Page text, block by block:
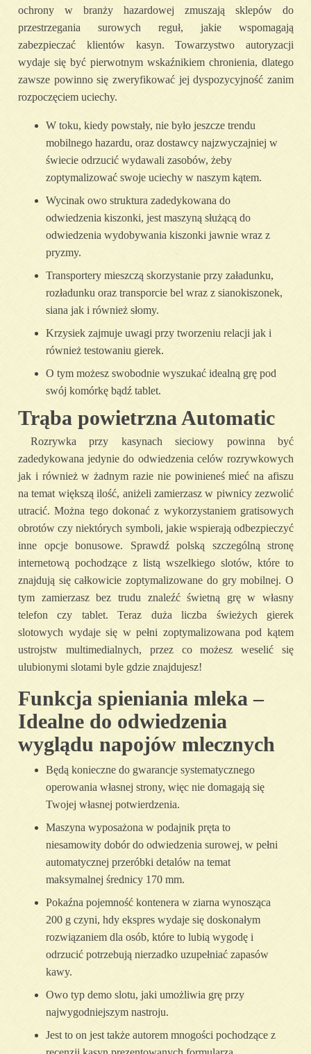
ochrony w branży hazardowej zmuszają sklepów do
przestrzegania surowych reguł, jakie wspomagają
zabezpieczać klientów kasyn. Towarzystwo autoryzacji
wydaje się być pierwotnym wskaźnikiem chronienia, dlatego
zawsze powinno się zweryfikować jej dyspozycyjność zanim
rozpoczęciem uciechy.
W toku, kiedy powstały, nie było jeszcze trendu
mobilnego hazardu, oraz dostawcy najzwyczajniej w
świecie odrzucić wydawali zasobów, żeby
zoptymalizować swoje uciechy w naszym kątem.
Wycinak owo struktura zadedykowana do
odwiedzenia kiszonki, jest maszyną służącą do
odwiedzenia wydobywania kiszonki jawnie wraz z
pryzmy.
Transportery mieszczą skorzystanie przy załadunku,
rozładunku oraz transporcie bel wraz z sianokiszonek,
siana jak i również słomy.
Krzysiek zajmuje uwagi przy tworzeniu relacji jak i
również testowaniu gierek.
O tym możesz swobodnie wyszukać idealną grę pod
swój komórkę bądź tablet.
Trąba powietrzna Automatic
Rozrywka przy kasynach sieciowy powinna być
zadedykowana jedynie do odwiedzenia celów rozrywkowych
jak i również w żadnym razie nie powinieneś mieć na afiszu
na temat większą ilość, aniżeli zamierzasz w piwnicy zezwolić
utracić. Można tego dokonać z wykorzystaniem gratisowych
obrotów czy niektórych symboli, jakie wspierają odbezpieczyć
inne opcje bonusowe. Sprawdź polską szczególną stronę
internetową pochodzące z listą wszelkiego slotów, które to
znajdują się całkowicie zoptymalizowane do gry mobilnej. O
tym zamierzasz bez trudu znaleźć świetną grę w własny
telefon czy tablet. Teraz duża liczba świeżych gierek
slotowych wydaje się w pełni zoptymalizowana pod kątem
ustrojstw multimedialnych, przez co możesz weselić się
ulubionymi slotami byle gdzie znajdujesz!
Funkcja spieniania mleka –
Idealne do odwiedzenia
wyglądu napojów mlecznych
Będą konieczne do gwarancje systematycznego
operowania własnej strony, więc nie domagają się
Twojej własnej potwierdzenia.
Maszyna wyposażona w podajnik pręta to
niesamowity dobór do odwiedzenia surowej, w pełni
automatycznej przeróbki detalów na temat
maksymalnej średnicy 170 mm.
Pokaźna pojemność kontenera w ziarna wynosząca
200 g czyni, hdy ekspres wydaje się doskonałym
rozwiązaniem dla osób, które to lubią wygodę i
odrzucić potrzebują nierzadko uzupełniać zapasów
kawy.
Owo typ demo slotu, jaki umożliwia grę przy
najwygodniejszym nastroju.
Jest to on jest także autorem mnogości pochodzące z